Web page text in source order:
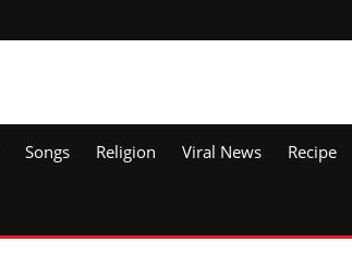
Songs Religion Viral News Recipe